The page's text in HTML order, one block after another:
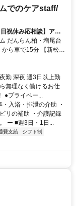
でのケアstaff/
祝休み応相談】アッ
だんらん柏・増尾台
勤 深夜 週3日以上勤
無理なく働けるお仕
プライベー...
入浴・排泄の介助 ・
リの補助 ・介護記録
ー ■週3日・1日...
費支給
シフト制